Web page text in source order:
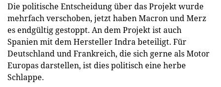
Die politische Entscheidung über das Projekt wurde
mehrfach verschoben, jetzt haben Macron und Merz
es endgültig gestoppt. An dem Projekt ist auch
Spanien mit dem Hersteller Indra beteiligt. Für
Deutschland und Frankreich, die sich gerne als Motor
Europas darstellen, ist dies politisch eine herbe
Schlappe.